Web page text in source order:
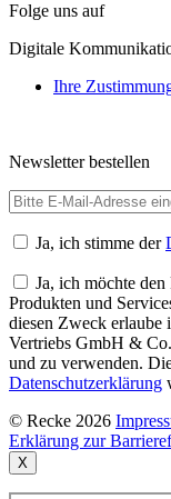
Folge uns auf
Digitale
Ihre
Newsletter bestellen
Ja, ich stimme der
Ja, ich möchte
Produkten und
diesen Zweck erlaube
Vertriebs GmbH &
und zu verwenden.
Datenschutzerklärung
© Recke 2026
Erklärung zur
X